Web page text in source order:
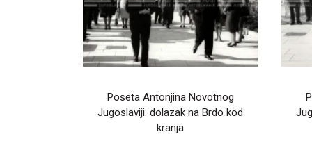
Poseta Antonjina Novotnog
Jugoslaviji: dolazak na Brdo kod
kranja